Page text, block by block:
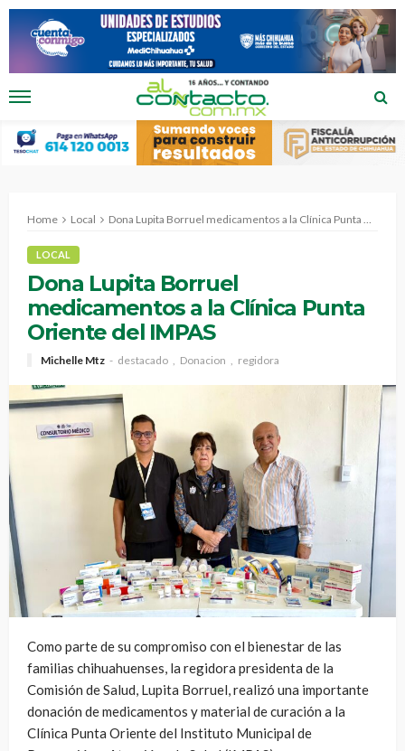
Home Local Dona Lupita Borruel medicamentos a la Clínica Punta Oriente del IMPAS
LOCAL
Dona Lupita Borruel
medicamentos a la Clínica Punta
Oriente del IMPAS
Michelle Mtz destacado Donacion regidora
Como parte de su compromiso con el bienestar de las
familias chihuahuenses, la regidora presidenta de la
Comisión de Salud, Lupita Borruel, realizó una importante
donación de medicamentos y material de curación a la
Clínica Punta Oriente del Instituto Municipal de